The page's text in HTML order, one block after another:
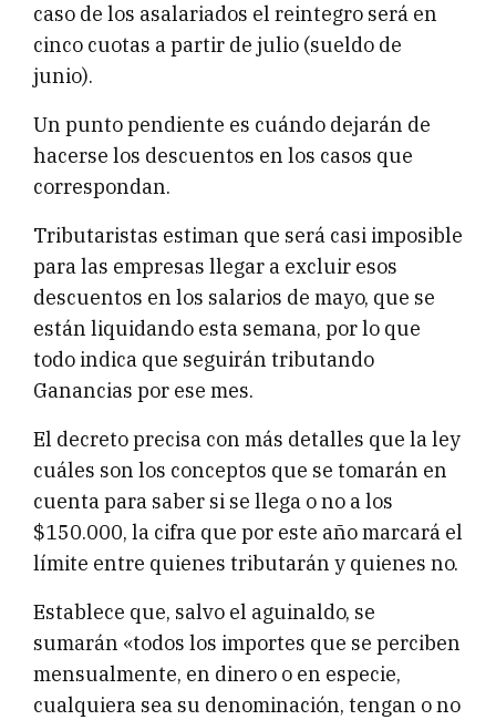
caso de los asalariados el reintegro será en
cinco cuotas a partir de julio (sueldo de
junio).
Un punto pendiente es cuándo dejarán de
hacerse los descuentos en los casos que
correspondan.
Tributaristas estiman que será casi imposible
para las empresas llegar a excluir esos
descuentos en los salarios de mayo, que se
están liquidando esta semana, por lo que
todo indica que seguirán tributando
Ganancias por ese mes.
El decreto precisa con más detalles que la ley
cuáles son los conceptos que se tomarán en
cuenta para saber si se llega o no a los
$150.000, la cifra que por este año marcará el
límite entre quienes tributarán y quienes no.
Establece que, salvo el aguinaldo, se
sumarán «todos los importes que se perciben
mensualmente, en dinero o en especie,
cualquiera sea su denominación, tengan o no